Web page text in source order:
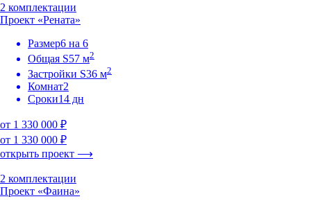
2 комплектации
Проект «Рената»
Размер6 на 6
Общая S57 м2
Застройки S36 м2
Комнат2
Сроки14 дн
от 1 330 000 ₽
от 1 330 000 ₽
открыть проект ⟶
2 комплектации
Проект «Фаина»